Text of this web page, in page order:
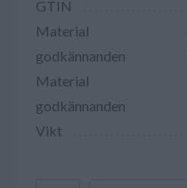
GTIN
Material
godkännanden
Material
godkännanden
Vikt